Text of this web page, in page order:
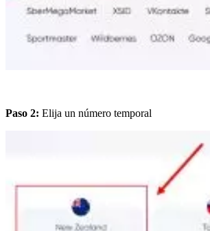
Paso 2: Elija un número temporal